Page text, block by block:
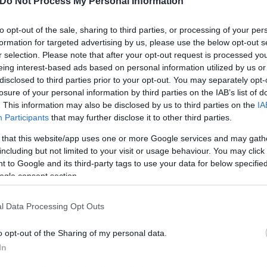
opt-out of the sale, sharing to third parties, or processing of your
for targeted advertising by us, please use the below opt-out
selection. Please note that after your opt-out request is processed
interest-based ads based on personal information utilized by us
to third parties prior to your opt-out. You may separately
of your personal information by third parties on the IAB’s list of
This information may also be disclosed by us to third parties on the
Participants that may further disclose it to other third parties.
that this website/app uses one or more Google services and may
but not limited to your visit or usage behaviour. You may
to Google and its third-party tags to use your data for below
consent section.
Data Processing Opt Outs
opt-out of the Sharing of my personal data.
σταμάτησε τις παραβιάσεις στρατιωτικών
ότι συνεχίζει να παρακολουθεί στενά αυτό
μεταξύ της Ελλάδας και της Τουρκίας. Επιπλέον,
προειδοποιεί το Αζερμπαϊτζάν να μην λάβει
με την Τουρκία για να αποτρέψει
του προέδρου Ερντογάν κατά των Συριακών
κυβέρνηση με διαβεβαίωσε ότι συνεχίζει να
της απειλής για αμερικανικές
δέσμευσή της για την υποστήριξη αυτού του
στην εκστρατεία μας για την ήττα του
μεγαλύτερη σαφήνεια αυτή τη δέσμευση μας προς
εκφραστεί για μειωμένη αμερικανική δέσμευση